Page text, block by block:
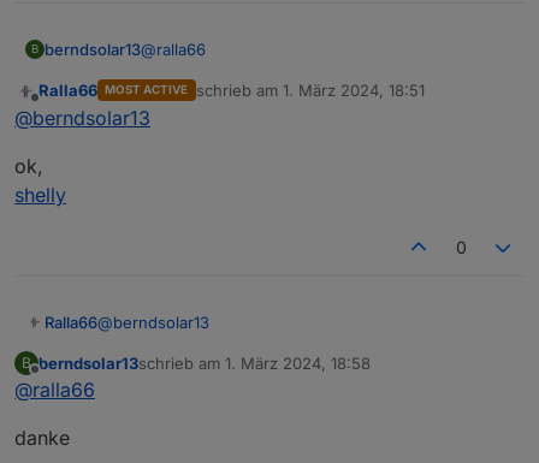
B berndsolar13@ralla66
das würde zwar gehen, aber der vorteil der
Shellys war, das mein Vater über seinen PC auf
Ausgabe gefunden. Werde morgen 6 Shellys
Offline
Ralla66 MOST ACTIVE schrieb am 1. März 2024, 18:51
zuletzt editiert von
@berndsolar13
ok,
shelly
0
Ralla66@berndsolar13
ok,
B
Offline
berndsolar13schrieb am 1. März 2024, 18:58
zuletzt editiert von
@ralla66
danke